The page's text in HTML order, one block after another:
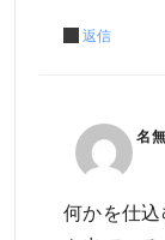
返信
名
何かを仕